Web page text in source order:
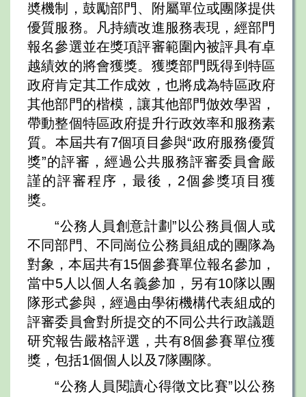
奬機制，鼓勵部門、附屬單位或團隊提供
優質服務。凡持續改進服務表現，經部門
報名參選並在獎項評審範圍內被評具有卓
越績效的將會獲獎。獲獎部門既得到特區
政府肯定其工作成效，也將成為特區政府
其他部門的楷模，讓其他部門倣效學習，
帶動整個特區政府提升行政效率和服務素
質。本屆共有7個項目參與“政府服務優質
獎”的評審，經過公共服務評審委員會嚴
謹的評審程序，最後，2個參獎項目獲
獎。
“公務人員創意計劃”以公務員個人或
不同部門、不同崗位公務員組成的團隊為
對象，本屆共有15個參賽單位報名參加，
當中5人以個人名義參加，另有10隊以團
隊形式參與，經過由學術機構代表組成的
評審委員會對所提交的不同公共行政議題
研究報告嚴格評選，共有8個參賽單位獲
獎，包括1個個人以及7隊團隊。
“公務人員閱讀心得徵文比賽”以公務